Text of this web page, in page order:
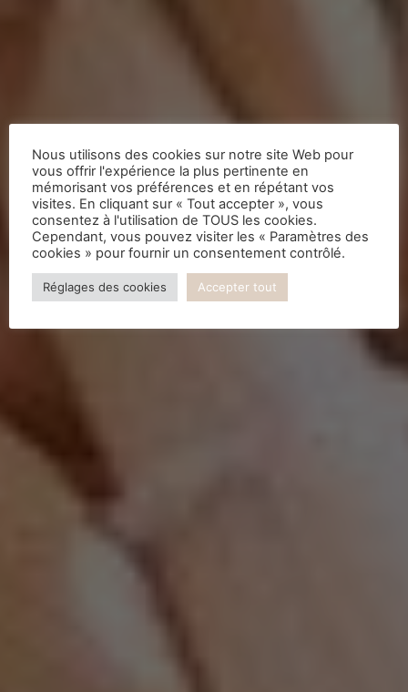
Sapins et décorations de
Noël
Nous utilisons des cookies sur notre site Web pour
vous offrir l'expérience la plus pertinente en
mémorisant vos préférences et en répétant vos
visites. En cliquant sur « Tout accepter », vous
consentez à l'utilisation de TOUS les cookies.
Cependant, vous pouvez visiter les « Paramètres des
cookies » pour fournir un consentement contrôlé.
Réglages des cookies Accepter tout